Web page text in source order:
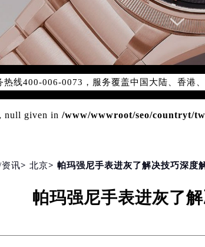
后服务网络优化升级公告
方售后客户服务热线：400-006-0073
线400-006-0073，服务覆盖中国大陆、香港
中心最新网点地址：
6号华熙国际中心写字楼D座11层1102室（北
方广场写字楼W3座6层602室（需提前预约）
宏伊国际广场写字楼8层806室（需提前预约）
现代传媒中心写字楼5号楼10层1008室（需提
null given in /www/wwwroot/seo/countryt/
讯> 北京> 帕玛强尼手表进灰了解决技巧深度
帕玛强尼手表进灰了